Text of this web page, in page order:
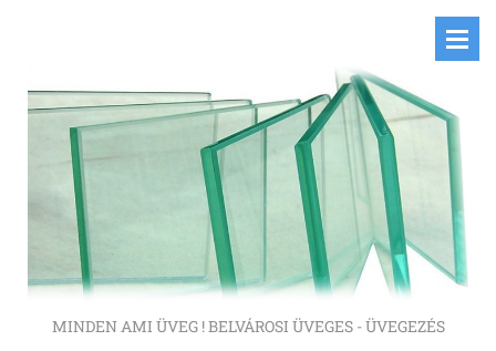
MINDEN AMI ÜVEG ! BELVÁROSI ÜVEGES - ÜVEGEZÉS